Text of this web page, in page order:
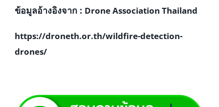
ข้อมูลอ้างอิงจาก : Drone Association Thailand
https://droneth.or.th/wildfire-detection-
drones/